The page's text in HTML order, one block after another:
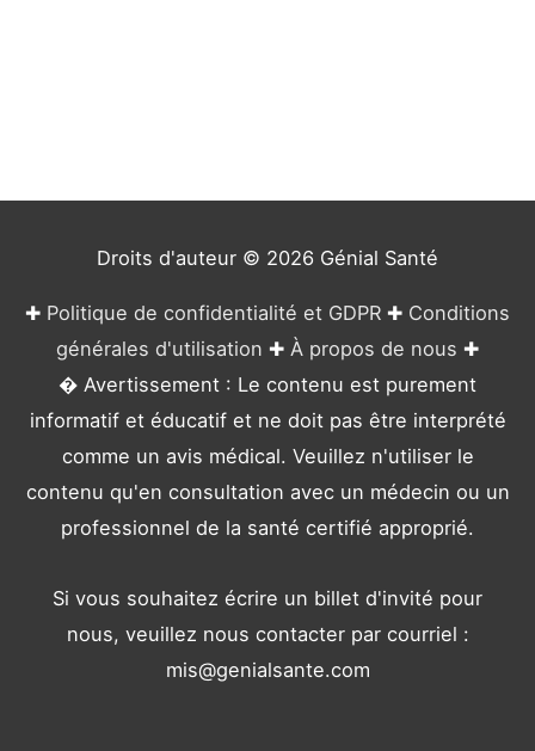
Droits d'auteur © 2026 Génial Santé
✚ Politique de confidentialité et GDPR ✚ Conditions
générales d'utilisation ✚ À propos de nous ✚
� Avertissement : Le contenu est purement
informatif et éducatif et ne doit pas être interprété
comme un avis médical. Veuillez n'utiliser le
contenu qu'en consultation avec un médecin ou un
professionnel de la santé certifié approprié.
Si vous souhaitez écrire un billet d'invité pour
nous, veuillez nous contacter par courriel :
mis@genialsante.com